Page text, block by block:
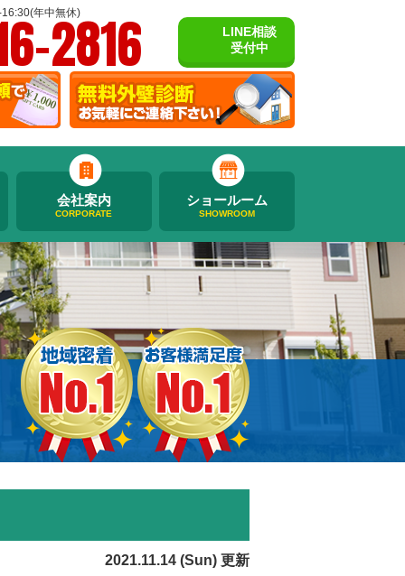
年中無休)
2816
LINE相談
受付中
会社案内
CORPORATE
ショールーム
SHOWROOM
2021.11.14 (Sun) 更新